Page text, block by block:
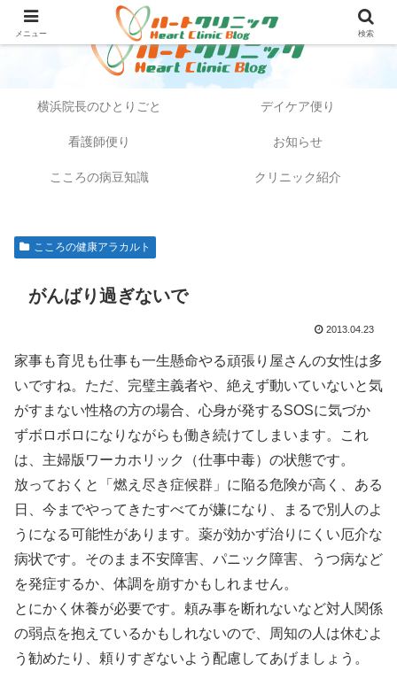
横浜院長のひとりごと デイケア便り
看護師便り お知らせ
こころの病豆知識 クリニック紹介
こころの健康アラカルト
がんばり過ぎないで
2013.04.23
家事も育児も仕事も一生懸命やる頑張り屋さんの女性は多
いですね。ただ、完璧主義者や、絶えず動いていないと気
がすまない性格の方の場合、心身が発するSOSに気づか
ずボロボロになりながらも働き続けてしまいます。これ
は、主婦版ワーカホリック（仕事中毒）の状態です。
放っておくと「燃え尽き症候群」に陥る危険が高く、ある
日、今までやってきたすべてが嫌になり、まるで別人のよ
うになる可能性があります。薬が効かず治りにくい厄介な
病状です。そのまま不安障害、パニック障害、うつ病など
を発症するか、体調を崩すかもしれません。
とにかく休養が必要です。頼み事を断れないなど対人関係
の弱点を抱えているかもしれないので、周知の人は休むよ
う勧めたり、頼りすぎないよう配慮してあげましょう。
メニュー 検索